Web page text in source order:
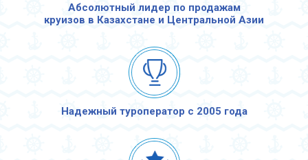
Абсолютный лидер по продажам
круизов в Казахстане и Центральной Азии
Надежный туроператор с 2005 года